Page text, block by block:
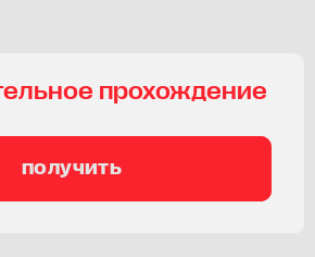
прохождение
получить